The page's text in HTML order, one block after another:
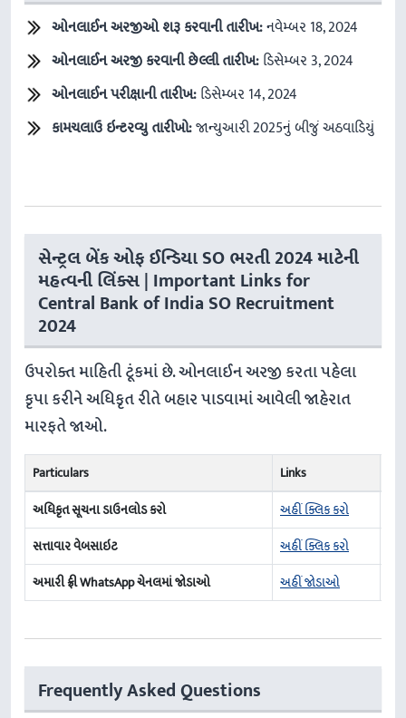
ઓનલાઈન અરજીઓ શરૂ કરવાની તારીખ:નવેમ્બર 18, 2024
ઓનલાઈન અરજી કરવાની છેલ્લી તારીખ:ડિસેમ્બર 3, 2024
ઓનલાઈન પરીક્ષાની તારીખ:ડિસેમ્બર 14, 2024
કામચલાઉ ઇન્ટરવ્યુ તારીખો:જાન્યુઆરી 2025નું બીજું અઠવાડિયું
સેન્ટ્રલ બેંક ઓફ ઈન્ડિયા SO ભરતી 2024 માટેની
મહત્વની લિંક્સ | Important Links for
Central Bank of India SO Recruitment
2024
ઉપરોક્ત માહિતી ટૂંકમાં છે. ઓનલાઈન અરજી કરતા પહેલા
કૃપા કરીને અધિકૃત રીતે બહાર પાડવામાં આવેલી જાહેરાત
મારફતે જાઓ.
Particulars
Links
અધિકૃત સૂચના ડાઉનલોડ કરો
અહીં ક્લિક કરો
સત્તાવાર વેબસાઇટ
અહીં ક્લિક કરો
અમારી ફ્રી WhatsApp ચેનલમાં જોડાઓ
અહીં જોડાઓ
Frequently Asked Questions